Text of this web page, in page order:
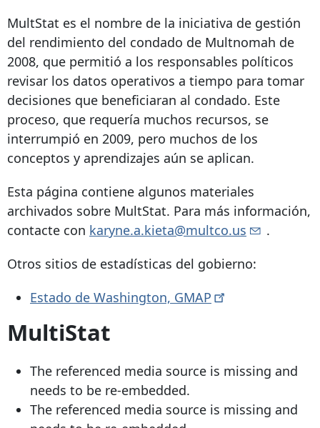
MultStat es el nombre de la iniciativa de gestión
del rendimiento del condado de Multnomah de
2008, que permitió a los responsables políticos
revisar los datos operativos a tiempo para tomar
decisiones que beneficiaran al condado. Este
proceso, que requería muchos recursos, se
interrumpió en 2009, pero muchos de los
conceptos y aprendizajes aún se aplican.
Esta página contiene algunos materiales
archivados sobre MultStat. Para más información,
contacte con karyne.a.kieta@multco.us
.
Otros sitios de estadísticas del gobierno:
Estado de Washington, GMAP
MultiStat
The referenced media source is missing and
needs to be re-embedded.
The referenced media source is missing and